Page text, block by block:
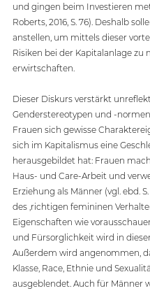
und gingen beim Investieren
Roberts, 2016, S. 76). Deshalb
anstellen, um mittels dieser
Risiken bei der Kapitalanlage
erwirtschaften.
Dieser Diskurs verstärkt
Genderstereotypen und -
Frauen sich gewisse
sich im Kapitalismus eine
herausgebildet hat: Frauen
Haus- und Care-Arbeit und
Erziehung als Männer (vgl. ebd.
des ‚richtigen femininen
Eigenschaften wie
und Fürsorglichkeit wird in
Außerdem wird angenommen,
Klasse, Race, Ethnie und
ausgeblendet. Auch für Männer